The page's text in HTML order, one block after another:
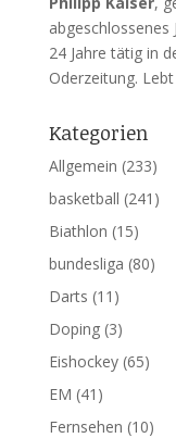
abgeschlossenes
24 Jahre tätig in
Oderzeitung.
Kategorien
Allgemein (233)
basketball (241)
Biathlon (15)
bundesliga (80)
Darts (11)
Doping(3)
Eishockey(65)
EM (41)
Fernsehen (10)